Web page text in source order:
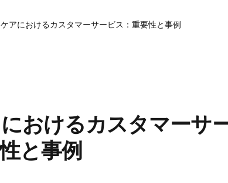
アにおけるカスタマーサービス：重要性と事例
おけるカスタマーサ
と事例